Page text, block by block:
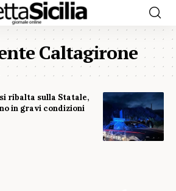
Caltagirone
ribalta sulla Statale,
in gravi condizioni